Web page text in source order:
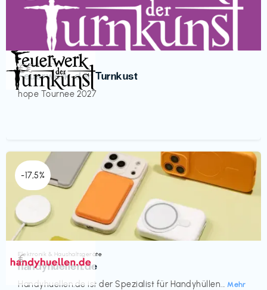
Veranstaltung
Feuerwerk der Turnkust
hope Tournee 2027
€€‎
-17,5%
Elektronik & Haushaltsgeräte
handyhuellen.de
Handyhuellen.de ist der Spezialist für Handyhüllen... Mehr
€‎